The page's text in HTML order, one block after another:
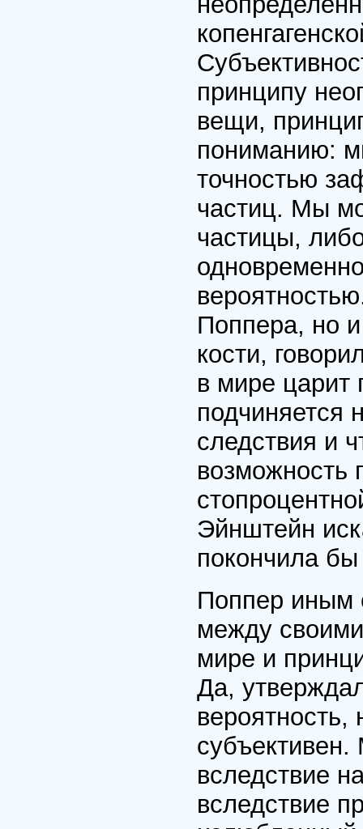
принципу
вещи,
пониманию:
точностью
частиц. Мы
частицы,
Поппера, но
кости,
в мире царит
подчиняется
следствия и
возможность
Эйнштейн
покончила
Поппер иным
между
мире и
Да,
вероятность,
вследствие
вследствие